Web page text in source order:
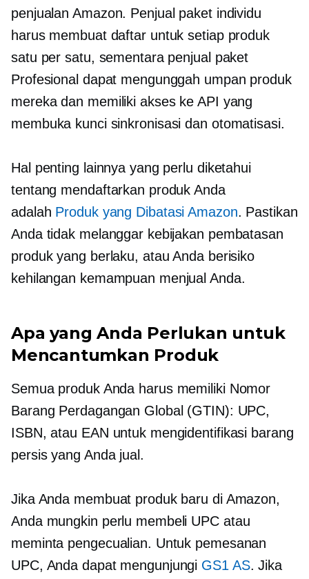
penjualan Amazon. Penjual paket individu
harus membuat daftar untuk setiap produk
satu per satu, sementara penjual paket
Profesional dapat mengunggah umpan produk
mereka dan memiliki akses ke API yang
membuka kunci sinkronisasi dan otomatisasi.
Hal penting lainnya yang perlu diketahui
tentang mendaftarkan produk Anda
adalah Produk yang Dibatasi Amazon. Pastikan
Anda tidak melanggar kebijakan pembatasan
produk yang berlaku, atau Anda berisiko
kehilangan kemampuan menjual Anda.
Apa yang Anda Perlukan untuk
Mencantumkan Produk
Semua produk Anda harus memiliki Nomor
Barang Perdagangan Global (GTIN): UPC,
ISBN, atau EAN untuk mengidentifikasi barang
persis yang Anda jual.
Jika Anda membuat produk baru di Amazon,
Anda mungkin perlu membeli UPC atau
meminta pengecualian. Untuk pemesanan
UPC, Anda dapat mengunjungi GS1 AS. Jika